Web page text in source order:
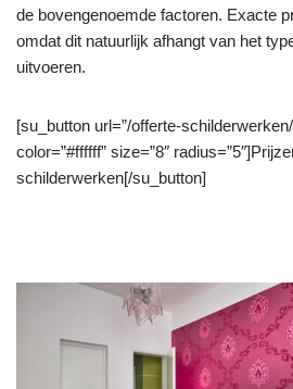
de bovengenoemde factoren. Exacte
omdat dit natuurlijk afhangt van het
uitvoeren.
[su_button url=”/offerte-
color=”#ffffff” size=”8″
schilderwerken[/su_button]